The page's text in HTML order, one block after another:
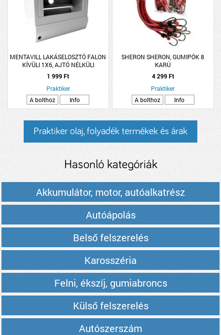
MENTAVILL LAKÁSELOSZTÓ FALON
KÍVÜLI 1X6, AJTÓ NÉLKÜLI
1 999 Ft
Praktiker
A bolthoz
Info
SHERON SHERON, GUMIPÓK 8
KARÚ
4 299 Ft
Praktiker
A bolthoz
Info
Praktiker olaj, folyadék termékek és árak
Hasonló kategóriák
Akkumulátor, motor, autóalkatrész
Autóápolás
Belső felszerelés
Karosszéria
Felni, ékszíj, gumiabroncs
Külső felszerelés
Autószerszám